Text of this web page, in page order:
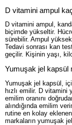
D vitamini ampul
D vitamini ampul,
biçimde yükseltir.
sürebilir. Ampul
Tedavi sonrası kan
geçilir. Kişinin yaşı,
Yumuşak jel kapsül
Yumuşak jel kapsül,
hızlı emilir. D vitamini
emilim oranını
alındığında emilim
rutine en kolay
markaların yumuşak